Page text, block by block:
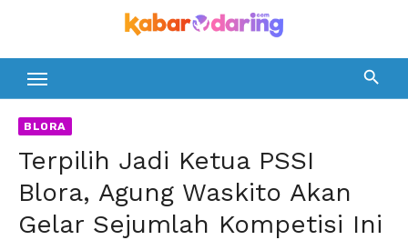
content
BLORA
Terpilih Jadi Ketua PSSI
Blora, Agung Waskito Akan
Gelar Sejumlah Kompetisi Ini